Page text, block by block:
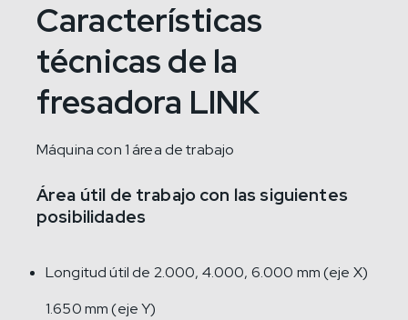
Características
técnicas de la
fresadora LINK
Máquina con 1 área de trabajo
Área útil de trabajo con las siguientes
posibilidades
Longitud útil de 2.000, 4.000, 6.000 mm (eje X)
1.650 mm (eje Y)